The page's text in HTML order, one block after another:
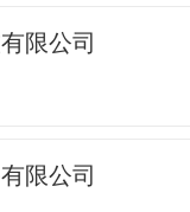
限公司
限公司